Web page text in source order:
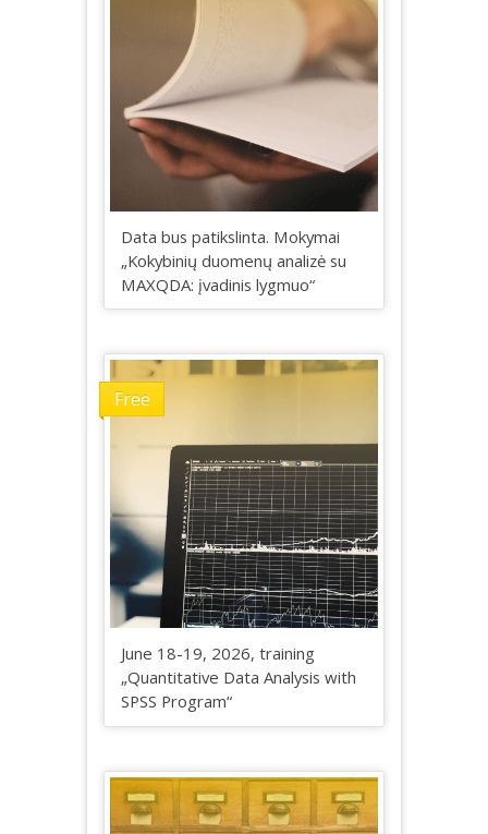
Data bus patikslinta. Mokymai
„Kokybinių duomenų analizė su
MAXQDA: įvadinis lygmuo“
Free
June 18-19, 2026, training
„Quantitative Data Analysis with
SPSS Program“